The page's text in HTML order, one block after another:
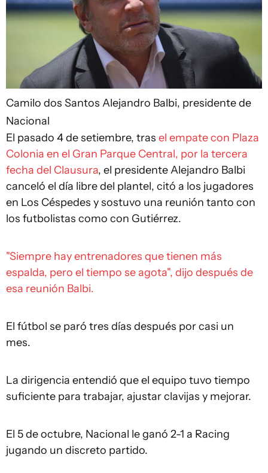
Camilo dos Santos Alejandro Balbi, presidente de
Nacional
El pasado 4 de setiembre, tras el empate con Plaza
Colonia en el Gran Parque Central, por la tercera
fecha del Clausura, el presidente Alejandro Balbi
canceló el día libre del plantel, citó a los jugadores
en Los Céspedes y sostuvo una reunión tanto con
los futbolistas como con Gutiérrez.
"Siempre hay entrenadores que tienen más
espalda, pero el tiempo se agota", dijo después de
esa reunión Balbi.
El fútbol se paró tres días después por casi un
mes.
La dirigencia entendió que el equipo tuvo tiempo
suficiente para trabajar, ajustar clavijas y mejorar.
El 5 de octubre, Nacional le ganó 2-1 a Racing
jugando un discreto partido.